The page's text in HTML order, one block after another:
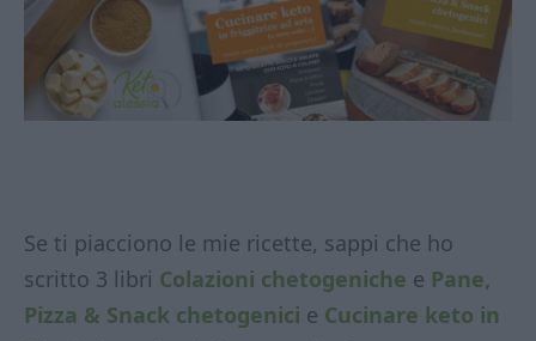
Se ti piacciono le mie ricette, sappi che ho
scritto 3 libri Colazioni chetogeniche e Pane,
Pizza & Snack chetogenici e Cucinare keto in